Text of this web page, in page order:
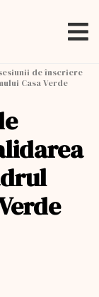
de înscriere
Casa Verde